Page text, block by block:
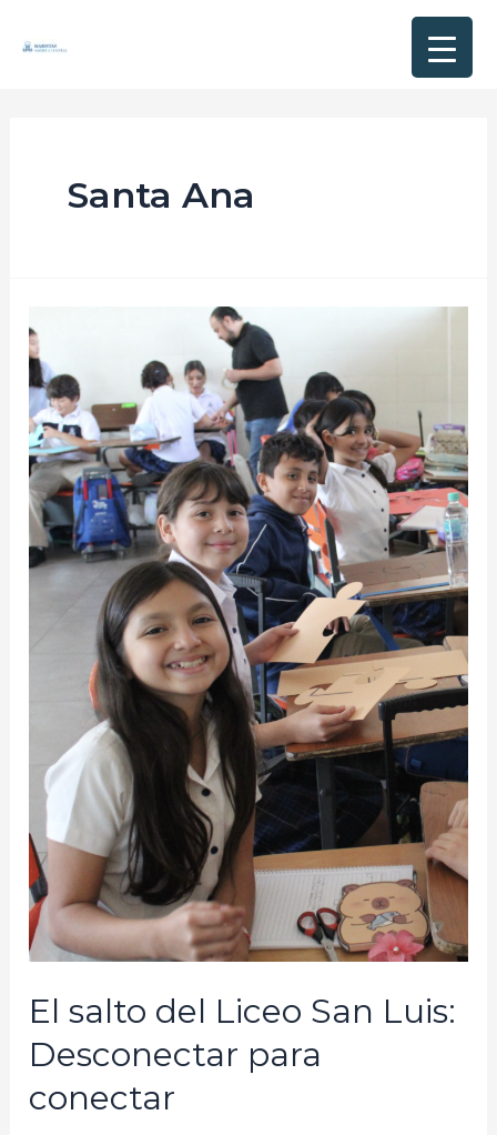
Santa Ana
El salto del Liceo San Luis:
Desconectar para
conectar